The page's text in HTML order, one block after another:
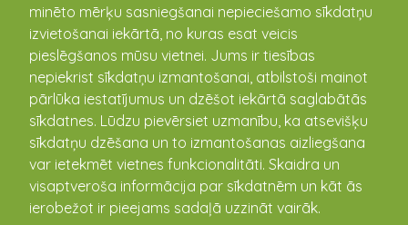
minēto mērķu sasniegšanai nepieciešamo sīkdatņu
izvietošanai iekārtā, no kuras esat veicis
pieslēgšanos mūsu vietnei. Jums ir tiesības
nepiekrist sīkdatņu izmantošanai, atbilstoši mainot
pārlūka iestatījumus un dzēšot iekārtā saglabātās
sīkdatnes. Lūdzu pievērsiet uzmanību, ka atsevišķu
sīkdatņu dzēšana un to izmantošanas aizliegšana
var ietekmēt vietnes funkcionalitāti. Skaidra un
visaptveroša informācija par sīkdatnēm un kāt ās
ierobežot ir pieejams sadaļā uzzināt vairāk.
Komandā
"Kandava/Anzāģe" ir
apvienojušies Kandavas
jaunieši un vīrieši, kas ir
Kandavas sporta
entuziasti, tie, kas mācās,
strādā vai dzīvo Kandavā,
kā arī tie, kuri vairs nedzīvo Kandavā, strādā vai mācās
citur, bet ir savas dzimtās vietas patrioti un nes
Kandavas vārdu ārpus Kandavas robežām, tā